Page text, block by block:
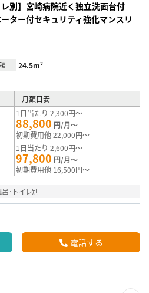
別】宮崎病院近く独立洗面台付
ター付セキュリティ強化マンスリ
24.5m²
月額目安
1日当たり 2,300円～
88,800 円/月～
初期費用他 22,000円～
1日当たり 2,600円～
97,800 円/月～
初期費用他 16,500円～
呂･トイレ別
電話する